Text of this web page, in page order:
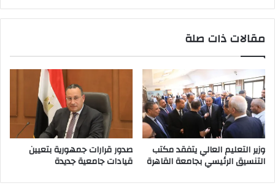
مقالات ذات صلة
وزير التعليم العالي يتفقد مكتب
التنسيق الرئيسي بجامعة القاهرة
صدور قرارات جمهورية بتعيين
قيادات جامعية جديدة